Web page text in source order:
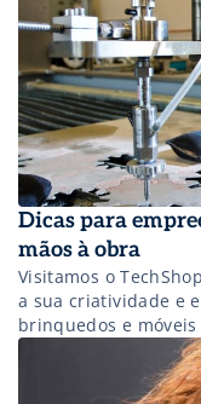
Dicas para
mãos à obra
Visitamos o
a sua criatividade e
brinquedos e